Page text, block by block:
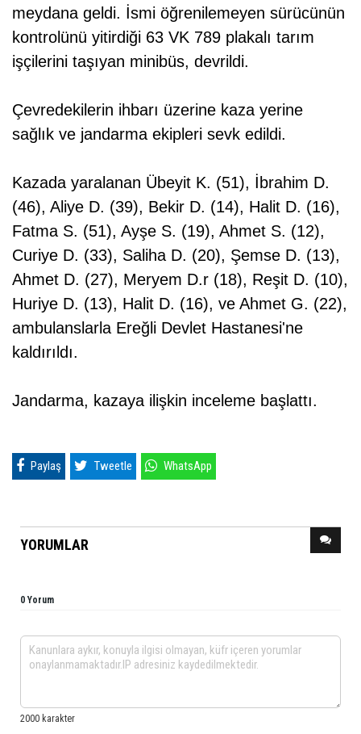
meydana geldi. İsmi öğrenilemeyen sürücünün
kontrolünü yitirdiği 63 VK 789 plakalı tarım
işçilerini taşıyan minibüs, devrildi.
Çevredekilerin ihbarı üzerine kaza yerine
sağlık ve jandarma ekipleri sevk edildi.
Kazada yaralanan Übeyit K. (51), İbrahim D.
(46), Aliye D. (39), Bekir D. (14), Halit D. (16),
Fatma S. (51), Ayşe S. (19), Ahmet S. (12),
Curiye D. (33), Saliha D. (20), Şemse D. (13),
Ahmet D. (27), Meryem D.r (18), Reşit D. (10),
Huriye D. (13), Halit D. (16), ve Ahmet G. (22),
ambulanslarla Ereğli Devlet Hastanesi'ne
kaldırıldı.
Jandarma, kazaya ilişkin inceleme başlattı.
Paylaş Tweetle WhatsApp
YORUMLAR
0 Yorum